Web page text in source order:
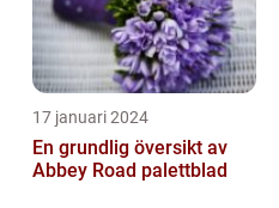
17 januari 2024
En grundlig översikt av
Abbey Road palettblad